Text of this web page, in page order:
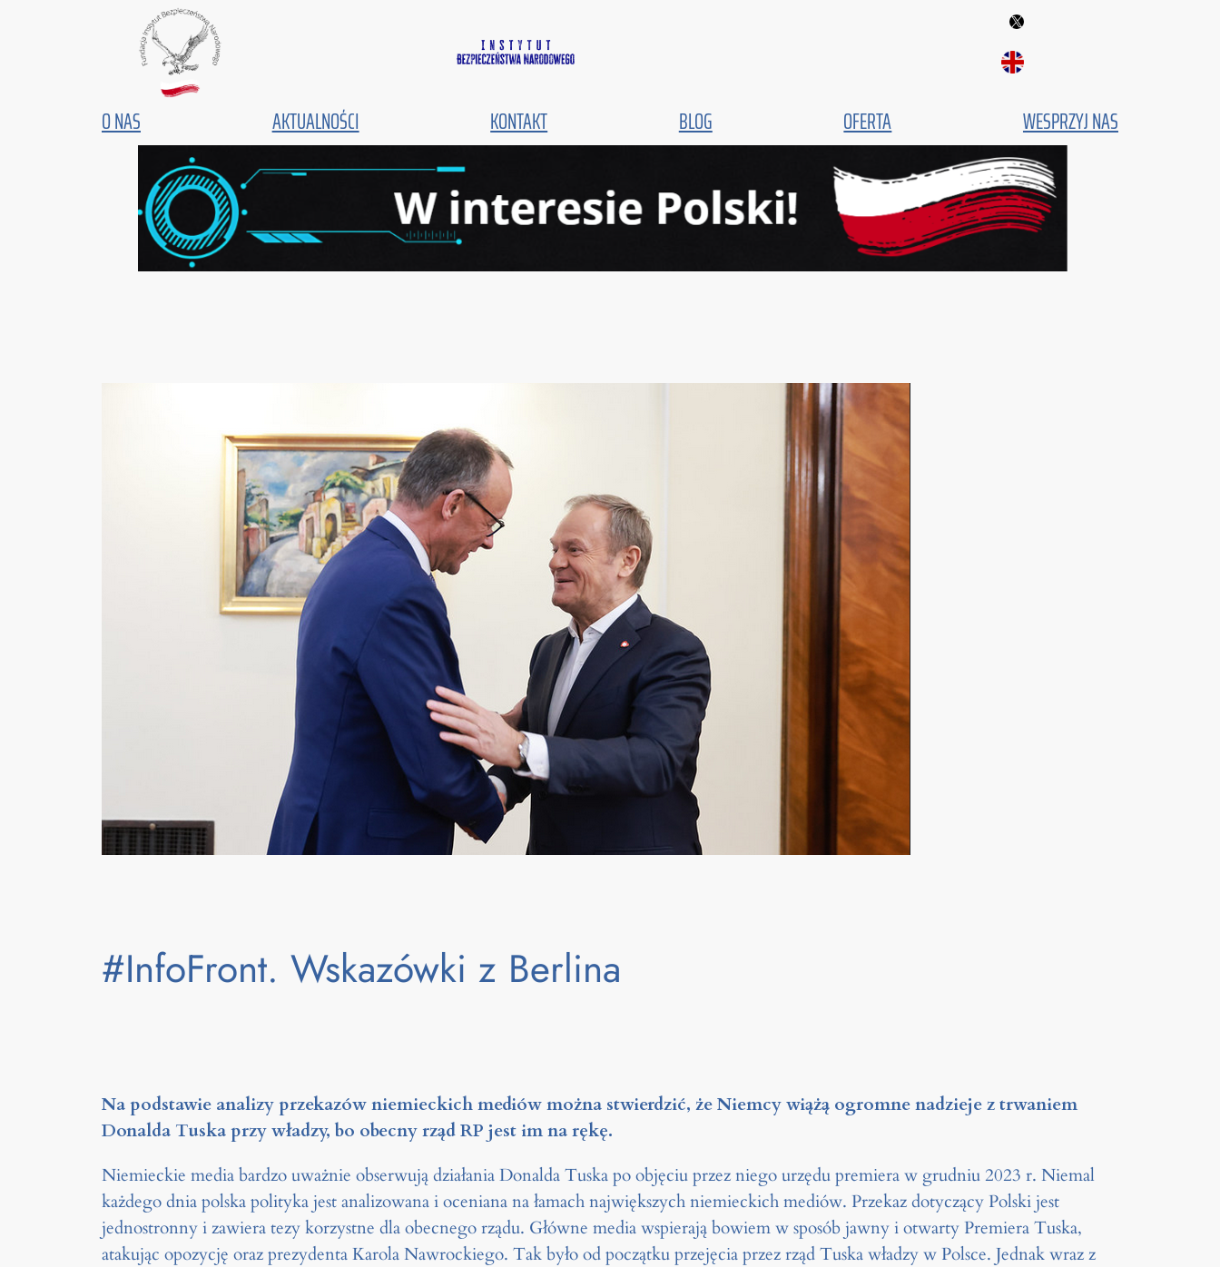
Fundacja IBN
O NAS AKTUALNOŚCI KONTAKT BLOG OFERTA WESPRZYJ NAS
#InfoFront. Wskazówki z Berlina
Na podstawie analizy przekazów niemieckich mediów można stwierdzić, że Niemcy wiążą ogromne nadzieje z trwaniem
Donalda Tuska przy władzy, bo obecny rząd RP jest im na rękę.
Niemieckie media bardzo uważnie obserwują działania Donalda Tuska po objęciu przez niego urzędu premiera w grudniu 2023 r. Niemal
każdego dnia polska polityka jest analizowana i oceniana na łamach największych niemieckich mediów. Przekaz dotyczący Polski jest
jednostronny i zawiera tezy korzystne dla obecnego rządu. Główne media wspierają bowiem w sposób jawny i otwarty Premiera Tuska,
atakując opozycję oraz prezydenta Karola Nawrockiego. Tak było od początku przejęcia przez rząd Tuska władzy w Polsce. Jednak wraz z